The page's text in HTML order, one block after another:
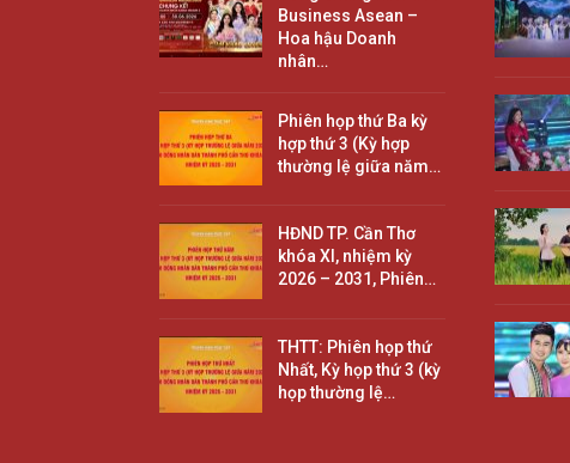
Business Asean –
Hoa hậu Doanh
nhân…
Phiên họp thứ Ba kỳ
hợp thứ 3 (Kỳ hợp
thường lệ giữa năm…
HĐND TP. Cần Thơ
khóa XI, nhiệm kỳ
2026 – 2031, Phiên…
THTT: Phiên họp thứ
Nhất, Kỳ họp thứ 3 (kỳ
họp thường lệ…